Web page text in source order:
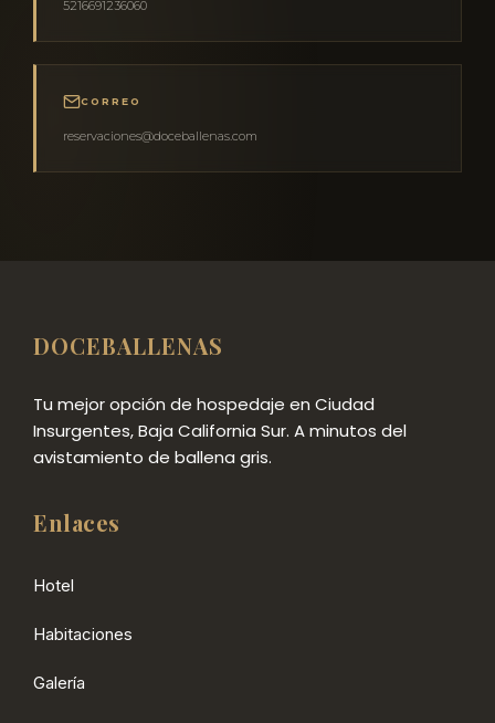
5216691236060
CORREO
reservaciones@doceballenas.com
DOCEBALLENAS
Tu mejor opción de hospedaje en Ciudad
Insurgentes, Baja California Sur. A minutos del
avistamiento de ballena gris.
Enlaces
Hotel
Habitaciones
Galería